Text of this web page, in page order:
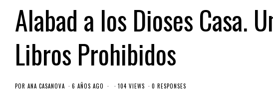
Alabad a los Dioses Casa.
Libros Prohibidos
POR ANA CASANOVA 6 AÑOS AGO 104 VIEWS 0 RESPONSES